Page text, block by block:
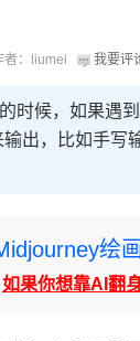
者：liumei 我要评
时候，如果遇
出，比如手
绘
如果你想靠AI翻